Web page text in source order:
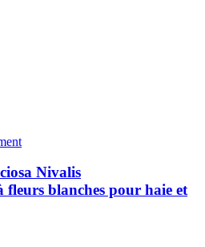
Nivalis
fleurs blanches pour haie et